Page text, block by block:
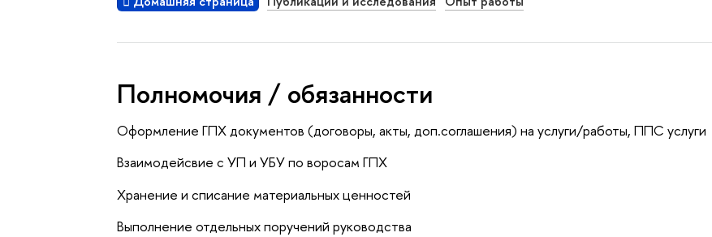
Полномочия / обязанности
Оформление ГПХ документов (договоры, акты, доп.соглашения) на услуги/работы, ППС услуги
Взаимодейсвие с УП и УБУ по воросам ГПХ
Хранение и списание материальных ценностей
Выполнение отдельных поручений руководства